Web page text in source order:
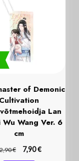
of Demonic
Cultivation
Lan
Wang Ver. 6
cm
€ 7,90€